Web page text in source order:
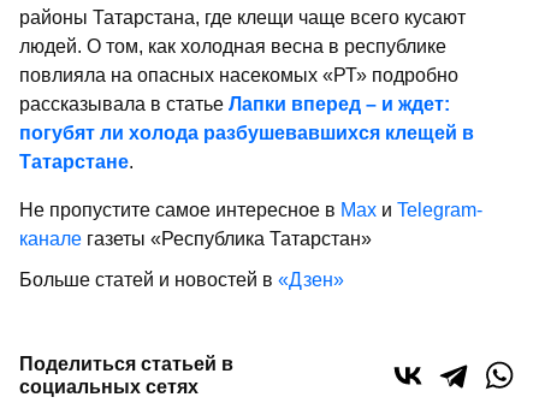
районы Татарстана, где клещи чаще всего кусают
людей. О том, как холодная весна в республике
повлияла на опасных насекомых «РТ» подробно
рассказывала в статье Лапки вперед – и ждет:
погубят ли холода разбушевавшихся клещей в
Татарстане.
Не пропустите самое интересное в Max и Telegram-
канале газеты «Республика Татарстан»
Больше статей и новостей в «Дзен»
Поделиться статьей в
социальных сетях